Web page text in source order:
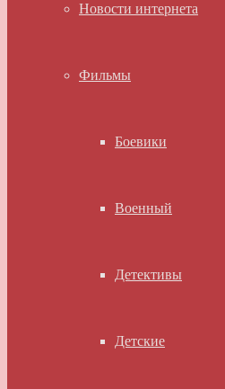
Новости интернета
Фильмы
Боевики
Военный
Детективы
Детские